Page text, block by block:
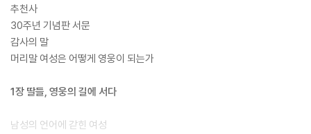
추천사
30주년 기념판 서문
감사의 말
머리말 여성은 어떻게 영웅이 되는가
1장 딸들, 영웅의 길에 서다
남성의 언어에 갇힌 여성